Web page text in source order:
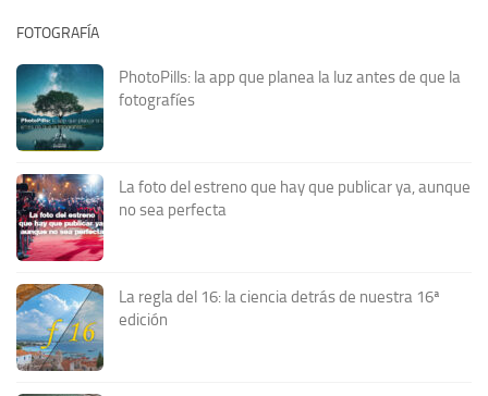
FOTOGRAFÍA
PhotoPills: la app que planea la luz antes de que la
fotografíes
La foto del estreno que hay que publicar ya, aunque
no sea perfecta
La regla del 16: la ciencia detrás de nuestra 16ª
edición